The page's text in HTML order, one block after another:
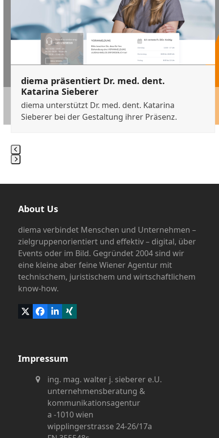
access
the
carousel
navigation
buttons
diema präsentiert Dr. med. dent.
Katarina Sieberer
diema unterstützt Dr. med. dent. Katarina
Sieberer bei der Gestaltung ihrer Präsenz.
escape
go
the
first
slide
About Us
diema verbindet Menschen und Unternehmen –
zielgruppenorientiert und effektiv – digital, über
Events oder im Bild. Gegründet 2004 sind wir
eine kleine aber feine Wiener Agentur mit
technischem, juristischem und wirtschaftlichem
know-how.
TwitterFacebook
LinkedIn
Xing
Impressum
ing. mag. walter j. sieberer e.U.
unternehmensberatung &
kommunikationsagentur
a -1010 wien
wipplingerstrasse 24-26/17a